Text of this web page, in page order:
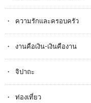
ความรักและครอบครัว
งานคือเงิน-เงินคืองาน
จิปาถะ
ท่องเที่ยว